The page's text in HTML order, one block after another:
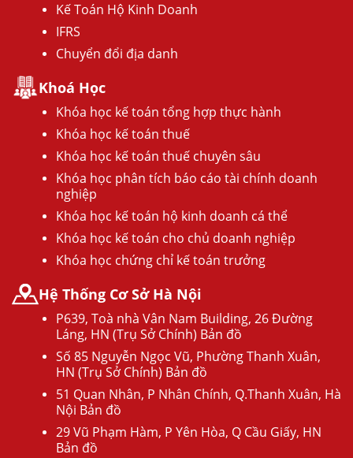
Kế Toán Hộ Kinh Doanh
IFRS
Chuyển đổi địa danh
Khoá Học
Khóa học kế toán tổng hợp thực hành
Khóa học kế toán thuế
Khóa học kế toán thuế chuyên sâu
Khóa học phân tích báo cáo tài chính doanh
nghiệp
Khóa học kế toán hộ kinh doanh cá thể
Khóa học kế toán cho chủ doanh nghiệp
Khóa học chứng chỉ kế toán trưởng
Hệ Thống Cơ Sở Hà Nội
P639, Toà nhà Vân Nam Building, 26 Đường
Láng, HN (Trụ Sở Chính) Bản đồ
Số 85 Nguyễn Ngọc Vũ, Phường Thanh Xuân,
HN (Trụ Sở Chính) Bản đồ
51 Quan Nhân, P Nhân Chính, Q.Thanh Xuân, Hà
Nội Bản đồ
29 Vũ Phạm Hàm, P Yên Hòa, Q Cầu Giấy, HN
Bản đồ